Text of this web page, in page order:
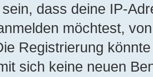
dass deine IP-
möchtest,
Registrierung
sich keine neuen